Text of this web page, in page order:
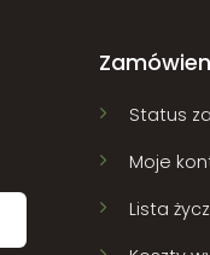
Status
Moje
Lista